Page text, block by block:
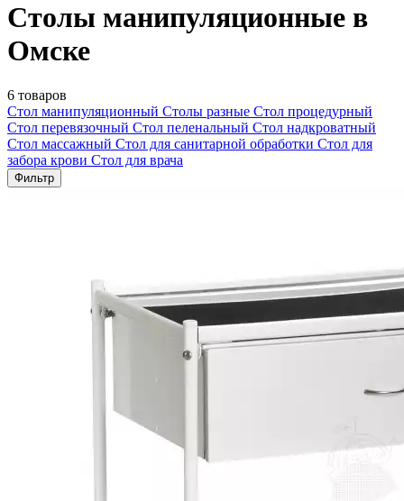
Столы манипуляционные в
Омске
6 товаров
Стол манипуляционный Столы разные Стол процедурный
Стол перевязочный Стол пеленальный Стол надкроватный
Стол массажный Стол для санитарной обработки Стол для
забора крови Стол для врача
Фильтр